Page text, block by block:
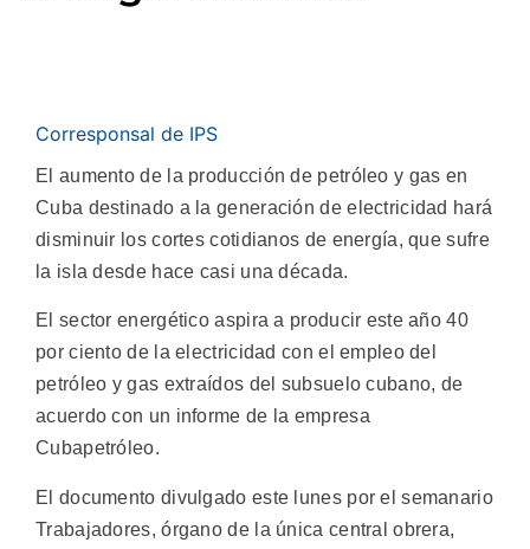
Corresponsal de IPS
El aumento de la producción de petróleo y gas en
Cuba destinado a la generación de electricidad hará
disminuir los cortes cotidianos de energía, que sufre
la isla desde hace casi una década.
El sector energético aspira a producir este año 40
por ciento de la electricidad con el empleo del
petróleo y gas extraídos del subsuelo cubano, de
acuerdo con un informe de la empresa
Cubapetróleo.
El documento divulgado este lunes por el semanario
Trabajadores, órgano de la única central obrera,